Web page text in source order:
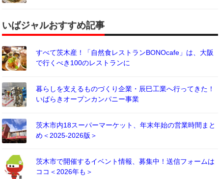
いばジャルおすすめ記事
すべて茨木産！「自然食レストランBONOcafe」は、大阪
で行くべき100のレストランに
暮らしを支えるものづくり企業・辰巳工業へ行ってきた！
いばらきオープンカンパニー事業
茨木市内18スーパーマーケット、年末年始の営業時間まと
め＜2025-2026版＞
茨木市で開催するイベント情報、募集中！送信フォームは
ココ＜2026年も＞